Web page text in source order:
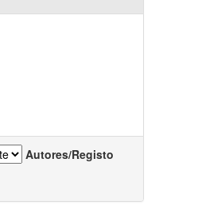
Autores/Registo